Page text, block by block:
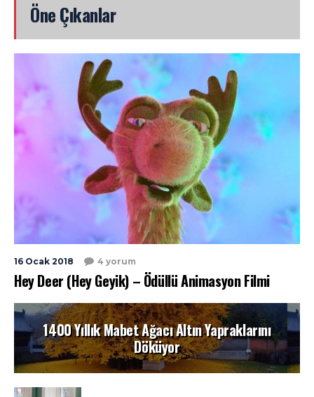
Öne Çıkanlar
16 Ocak 2018 4 yorum
Hey Deer (Hey Geyik) – Ödüllü Animasyon Filmi
1400 Yıllık Mabet Ağacı Altın Yapraklarını
Döküyor